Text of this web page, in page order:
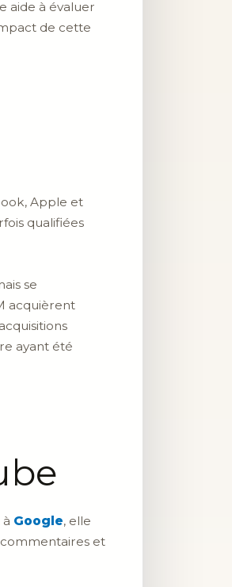
aide à évaluer
de cette
Apple et
qualifiées
se
acquièrent
ayant été
Google, elle
et